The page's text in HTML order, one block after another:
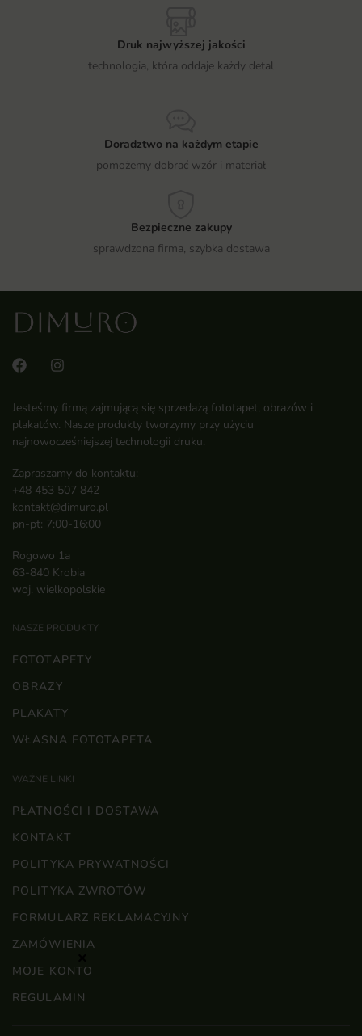
Druk najwyższej jakości
technologia, która oddaje każdy detal
Doradztwo na każdym etapie
pomożemy dobrać wzór i materiał
Bezpieczne zakupy
sprawdzona firma, szybka dostawa
Jesteśmy firmą zajmującą się sprzedażą fototapet, obrazów i
plakatów. Nasze produkty tworzymy przy użyciu
najnowocześniejszej technologii druku.
Zapraszamy do kontaktu:
+48 453 507 842
kontakt@dimuro.pl
pn-pt: 7:00-16:00
Rogowo 1a
63-840 Krobia
woj. wielkopolskie
NASZE PRODUKTY
FOTOTAPETY
OBRAZY
PLAKATY
WŁASNA FOTOTAPETA
WAŻNE LINKI
PŁATNOŚCI I DOSTAWA
KONTAKT
POLITYKA PRYWATNOŚCI
POLITYKA ZWROTÓW
FORMULARZ REKLAMACYJNY
ZAMÓWIENIA
MOJE KONTO
REGULAMIN